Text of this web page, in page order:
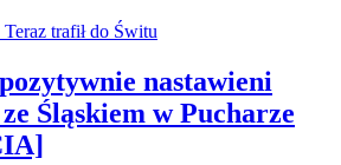
nastawieni
Śląskiem w Pucharze